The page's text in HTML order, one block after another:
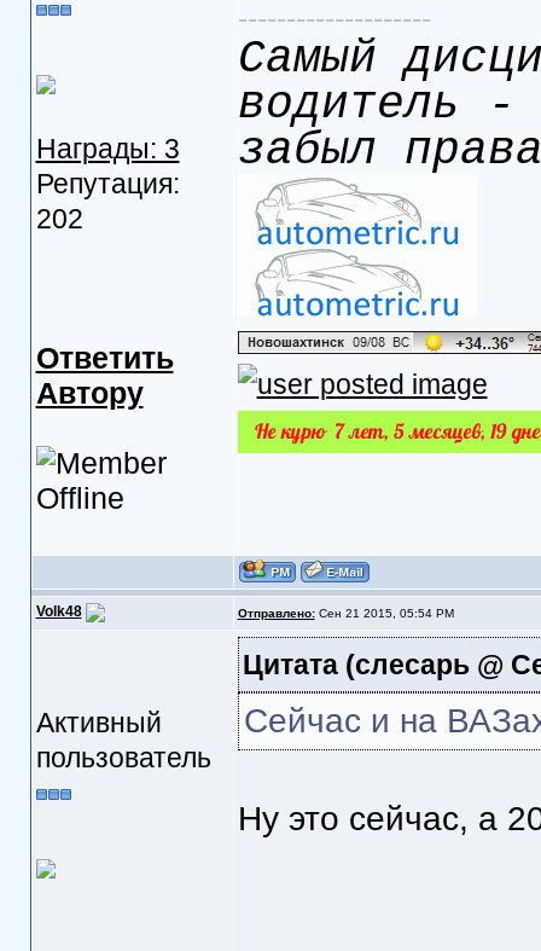
Награды: 3
Репутация:
202
Ответить
Автору
--------------------
Самый
водитель -
забыл
Volk48 Отправлено:Сен 21 2015, 05:54 PM
Активный
пользователь
Цитата(слесарь @
Сейчас и на
Ну это сейчас, а